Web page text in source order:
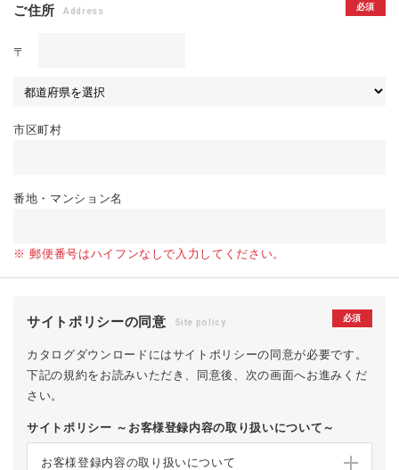
ご住所 Address 必須
〒
市区町村
番地・マンション名
※ 郵便番号はハイフンなしで入力してください。
サイトポリシーの同意 Site policy 必須
カタログダウンロードにはサイトポリシーの同意が必要です。
下記の規約をお読みいただき、同意後、次の画面へお進みくだ
さい。
サイトポリシー ～お客様登録内容の取り扱いについて～
お客様登録内容の取り扱いについて